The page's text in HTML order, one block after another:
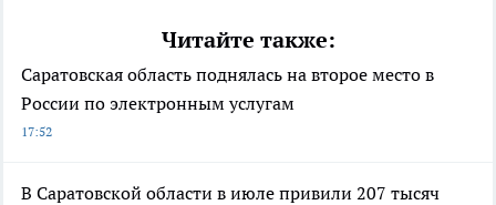
Читайте также:
Саратовская область поднялась на второе место в
России по электронным услугам
17:52
В Саратовской области в июле привили 207 тысяч